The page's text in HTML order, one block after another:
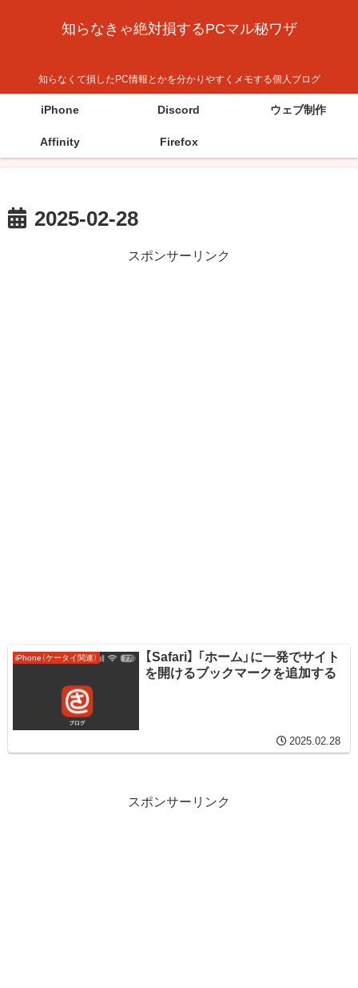
知らなきゃ絶対損するPCマル秘ワザ
知らなくて損したPC情報とかを分かりやすくメモする個人ブログ
iPhone Discord ウェブ制作
Affinity Firefox
2025-02-28
スポンサーリンク
iPhone（ケータイ関連）
【Safari】 「ホーム」に一発でサイト
を開けるブックマークを追加する
2025.02.28
スポンサーリンク